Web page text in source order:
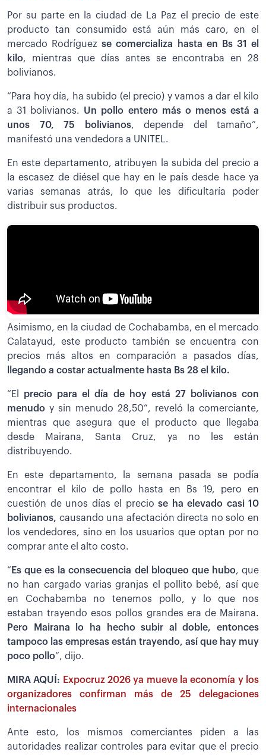
Por su parte en la ciudad de La Paz el precio de este
producto tan consumido está aún más caro, en el
mercado Rodríguez se comercializa hasta en Bs 31 el
kilo, mientras que días antes se encontraba en 28
bolivianos.
“Para hoy día, ha subido (el precio) y vamos a dar el kilo
a 31 bolivianos. Un pollo entero más o menos está a
unos 70, 75 bolivianos, depende del tamaño”,
manifestó una vendedora a UNITEL.
En este departamento, atribuyen la subida del precio a
la escasez de diésel que hay en le país desde hace ya
varias semanas atrás, lo que les dificultaría poder
distribuir sus productos.
Asimismo, en la ciudad de Cochabamba, en el mercado
Calatayud, este producto también se encuentra con
precios más altos en comparación a pasados días,
llegando a costar actualmente hasta Bs 28 el kilo.
“El precio para el día de hoy está 27 bolivianos con
menudo y sin menudo 28,50”, reveló la comerciante,
mientras que asegura que el producto que llegaba
desde Mairana, Santa Cruz, ya no les están
distribuyendo.
En este departamento, la semana pasada se podía
encontrar el kilo de pollo hasta en Bs 19, pero en
cuestión de unos días el precio se ha elevado casi 10
bolivianos, causando una afectación directa no solo en
los vendedores, sino en los usuarios que optan por no
comprar ante el alto costo.
“ Es que es la consecuencia del bloqueo que hubo, que
no han cargado varias granjas el pollito bebé, así que
en Cochabamba no tenemos pollo, y lo que nos
estaban trayendo esos pollos grandes era de Mairana.
Pero Mairana lo ha hecho subir al doble, entonces
tampoco las empresas están trayendo, así que hay muy
poco pollo”, dijo.
MIRA AQUÍ: Expocruz 2026 ya mueve la economía y los
organizadores confirman más de 25 delegaciones
internacionales
Ante esto, los mismos comerciantes piden a las
autoridades realizar controles para evitar que el precio